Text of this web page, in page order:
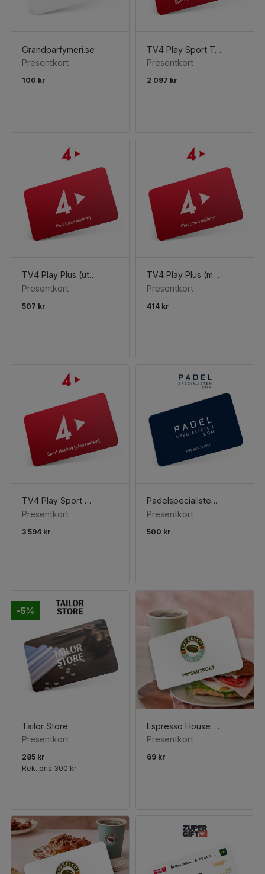
Grandparfymeri.se
Presentkort
100 kr
TV4 Play Sport Total (utan reklam)
Presentkort
2 097 kr
TV4 Play Plus (utan reklam)
Presentkort
507 kr
TV4 Play Plus (med reklam)
Presentkort
414 kr
TV4 Play Sport Hockey
Presentkort
3 594 kr
Padelspecialisten.se
Presentkort
500 kr
Tailor Store
Presentkort
285 kr
Rek. pris 300 kr
-5%
Espresso House Frukostmacka + Bryggkaffe/Te
Presentkort
69 kr